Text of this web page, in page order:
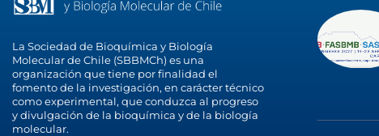
La Sociedad de Bioquímica y Biología
Molecular de Chile (SBBMCh) es una
organización que tiene por finalidad el
fomento de la investigación, en carácter técnico
como experimental, que conduzca al progreso
y divulgación de la bioquímica y de la biología
molecular.